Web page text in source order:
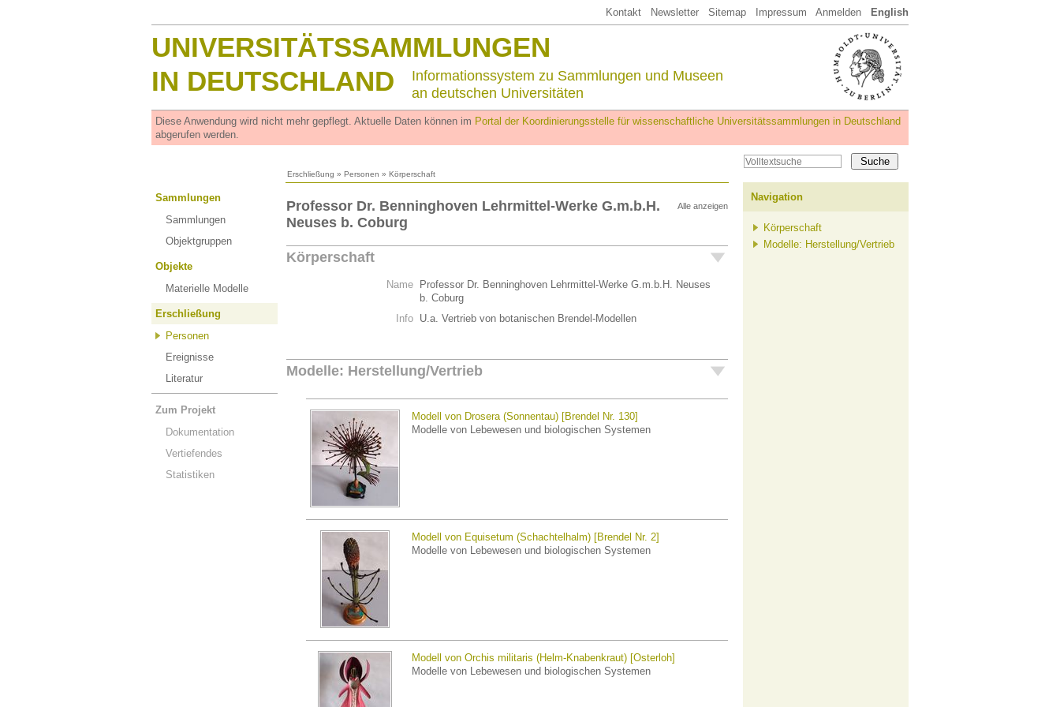
Kontakt Newsletter Sitemap Impressum Anmelden English
UNIVERSITÄTSSAMMLUNGEN
IN DEUTSCHLAND
Informationssystem zu Sammlungen und Museen
an deutschen Universitäten
Diese Anwendung wird nicht mehr gepflegt. Aktuelle Daten können im Portal der Koordinierungsstelle für wissenschaftliche Universitätssammlungen in Deutschland
abgerufen werden.
Erschließung » Personen » Körperschaft
Sammlungen
Sammlungen
Objektgruppen
Objekte
Materielle Modelle
Erschließung
Personen
Ereignisse
Literatur
Zum Projekt
Dokumentation
Vertiefendes
Statistiken
Alle anzeigen
Professor Dr. Benninghoven Lehrmittel-Werke G.m.b.H.
Neuses b. Coburg
Körperschaft
Name
Professor Dr. Benninghoven Lehrmittel-Werke G.m.b.H. Neuses
b. Coburg
Info U.a. Vertrieb von botanischen Brendel-Modellen
Modelle: Herstellung/Vertrieb
Modell von Drosera (Sonnentau) [Brendel Nr. 130]
Modelle von Lebewesen und biologischen Systemen
Modell von Equisetum (Schachtelhalm) [Brendel Nr. 2]
Modelle von Lebewesen und biologischen Systemen
Modell von Orchis militaris (Helm-Knabenkraut) [Osterloh]
Modelle von Lebewesen und biologischen Systemen
Navigation
Körperschaft
Modelle: Herstellung/Vertrieb